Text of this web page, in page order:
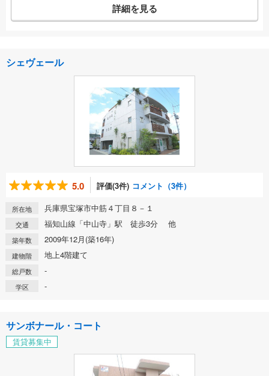
詳細を見る
シェヴェール
5.0 評価(3件) コメント（3件）
所在地 兵庫県宝塚市中筋４丁目８－１
交通 福知山線「中山寺」駅 徒歩3分 他
築年数 2009年12月(築16年)
建物階 地上4階建て
総戸数 -
学区 -
サンボナール・コート
賃貸募集中